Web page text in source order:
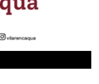
els teus
interessos i
navegues pel
nostre lloc
web